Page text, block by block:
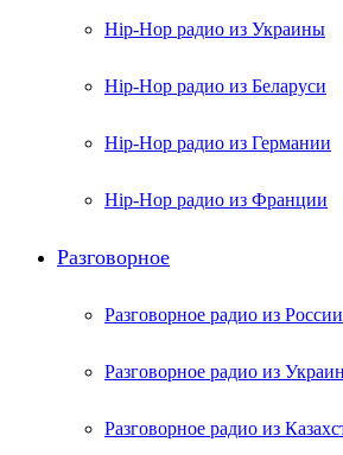
Hip-Hop радио из Украины
Hip-Hop радио из Беларуси
Hip-Hop радио из Германии
Hip-Hop радио из Франции
Разговорное
Разговорное радио из России
Разговорное радио из
Разговорное радио из